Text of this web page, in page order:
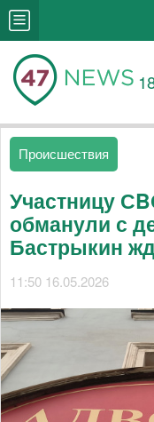
Происшествия
Участницу
обманули с
Бастрыкин
11:50 16.05.2026